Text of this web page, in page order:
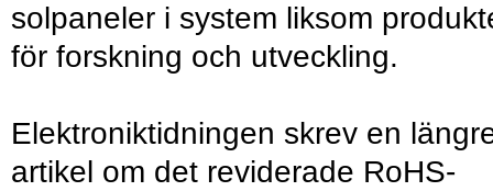
solpaneler i system liksom
för forskning och utveckling.
Elektroniktidningen skrev en
artikel om det reviderade RoHS-